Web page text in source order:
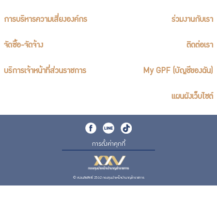
การบริหารความเสี่ยงองค์กร ร่วมงานกับเรา
จัดซื้อ-จัดจ้าง ติดต่อเรา
บริการเจ้าหน้าที่ส่วนราชการ My GPF (บัญชีของฉัน)
แผนผังเว็บไซต์
การตั้งค่าคุกกี้
© สงวนลิขสิทธิ์ 2562 กองทุนบำเหน็จบำนาญข้าราชการ